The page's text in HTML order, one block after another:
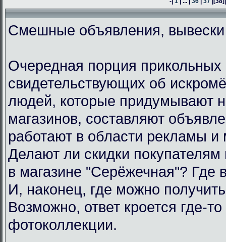
Смешные объявления,
Очередная порция прикольных
свидетельствующих об
людей, которые придумывают
магазинов, составляют
работают в области рекламы и
Делают ли скидки
в магазине "Серёжечная"? Где
И, наконец, где можно
Возможно, ответ кроется где-то
фотоколлекции.